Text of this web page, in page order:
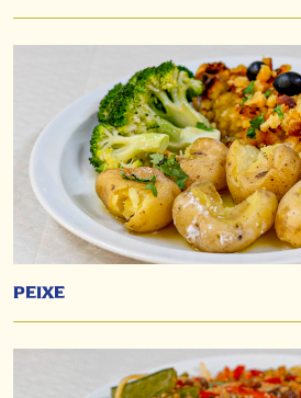
PEIXE